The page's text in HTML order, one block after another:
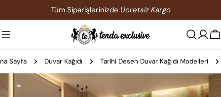
atla
Tüm Siparişlerinizde Ücretsiz Kargo
Sayfa Duvar Kağıdı Tarihi Desen Duvar Kağıdı Modelleri
bilgilerine